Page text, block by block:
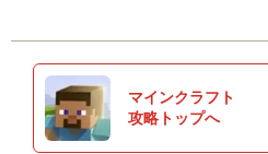
マインクラフト
攻略トップへ